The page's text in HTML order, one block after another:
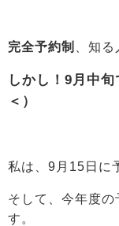
完全予約制 、知
しかし！9月中
＜）
私は、9月15日に
そして、今年度
す。